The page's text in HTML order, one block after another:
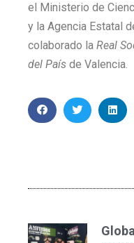
el Ministerio de
y la Agencia Estatal
colaborado la Real
del País de Valencia.